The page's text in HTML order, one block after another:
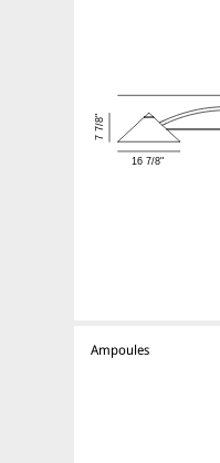
Ampoules